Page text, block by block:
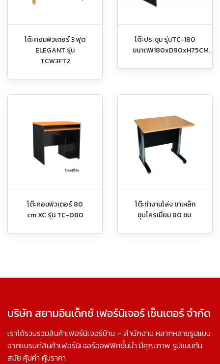
โต๊ะคอมพิวเตอร์ 3 ฟุต
ELEGANT รุ่น
TCW3FT2
โต๊ะประชุม รุ่นTC-180
ขนาดW180xD90xH75CM.
โต๊ะคอมพิวเตอร์ 80
cm.XC รุ่น TC-080
โต๊ะทำงานโล่ง ขาเหล็ก
ชุบโครเมี่ยม 80 ซม.
บริษัท สยามอินเด็กซ์ เฟอร์นิเจอร์ เซ็นเตอร์ จำกัด
เราได้รวบรวมสินค้าเฟอร์นิเจอร์บ้าน – สำนักงาน หลากหลายรูปแบบ
จากแบรนด์สินค้าเฟอร์นิเจอร์ออฟฟิศชั้นนำ มีคุณภาพ รูปแบบทัน
สมัย คุ้มค่า คุ้มราคา